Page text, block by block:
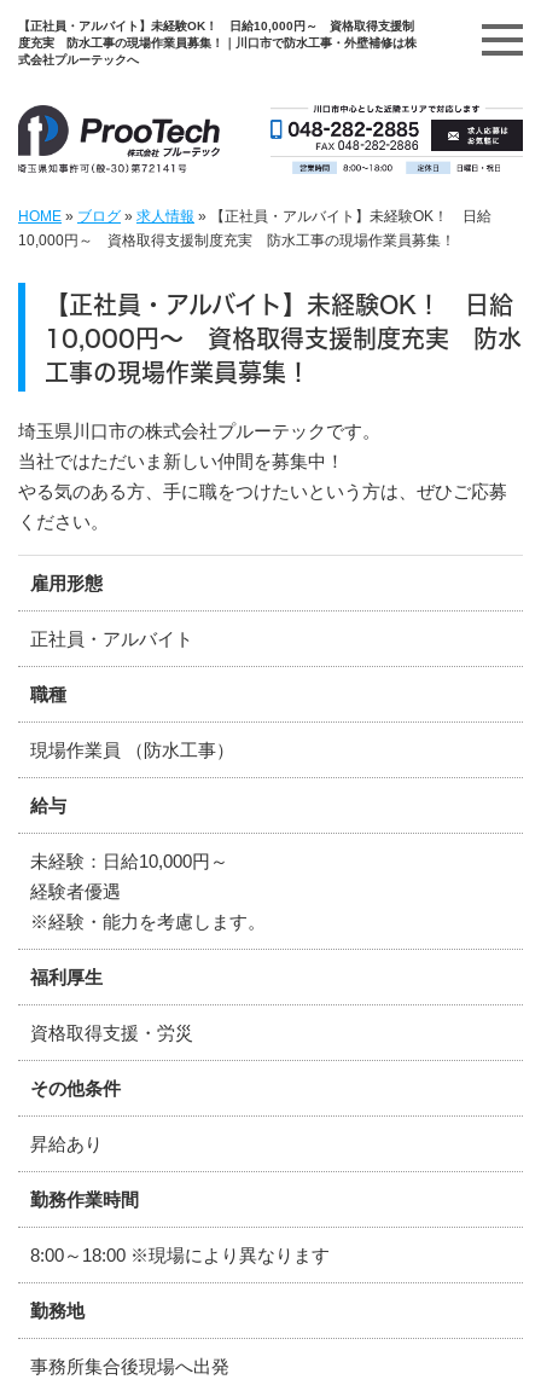
【正社員・アルバイト】未経験OK！ 日給10,000円～ 資格取得支援制
度充実 防水工事の現場作業員募集！｜川口市で防水工事・外壁補修は株
式会社プルーテックへ
HOME » ブログ » 求人情報 »
【正社員・アルバイト】未経験OK！ 日給
10,000円～ 資格取得支援制度充実 防水工事の現場作業員募集！
【正社員・アルバイト】未経験OK！ 日給
10,000円～ 資格取得支援制度充実 防水
工事の現場作業員募集！
埼玉県川口市の株式会社プルーテックです。
当社ではただいま新しい仲間を募集中！
やる気のある方、手に職をつけたいという方は、ぜひご応募
ください。
雇用形態
正社員・アルバイト
職種
現場作業員 （防水工事）
給与
未経験：日給10,000円～
経験者優遇
※経験・能力を考慮します。
福利厚生
資格取得支援・労災
その他条件
昇給あり
勤務作業時間
8:00～18:00 ※現場により異なります
勤務地
事務所集合後現場へ出発